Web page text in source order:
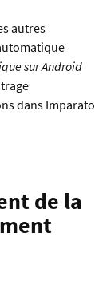
autres
sur Android
dans Imparato
de la